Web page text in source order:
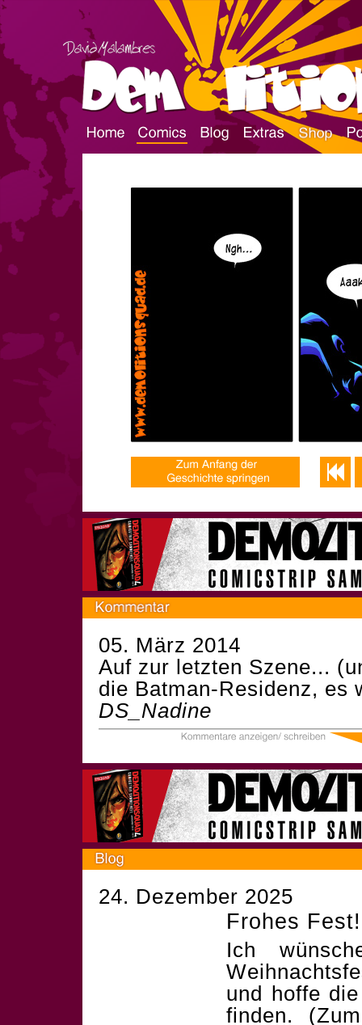
05. März 2014
Auf zur letzten Szene...
die Batman-Residenz, es
DS_Nadine
24. Dezember 2025
Frohes Fest!
Ich
und hoffe
finden.